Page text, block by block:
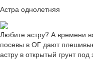
Астра однолетняя
Любите астру? А времени
посевы в ОГ дают
астру в открытый грунт под